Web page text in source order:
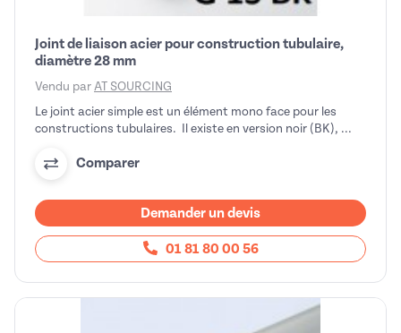
Joint de liaison acier pour construction tubulaire,
diamètre 28 mm
Vendu par AT SOURCING
Le joint acier simple est un élément mono face pour les
constructions tubulaires. Il existe en version noir (BK), ...
Comparer
Demander un devis
01 81 80 00 56